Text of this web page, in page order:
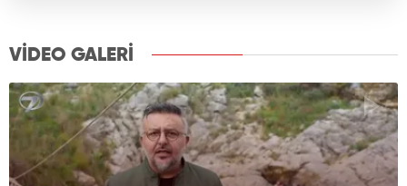
VİDEO GALERİ